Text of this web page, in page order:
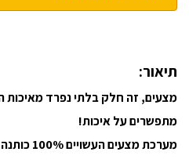
תיאור:
מצעים, זה חלק בלתי נפרד מאיכות
מתפשרים על איכות!
מערכת